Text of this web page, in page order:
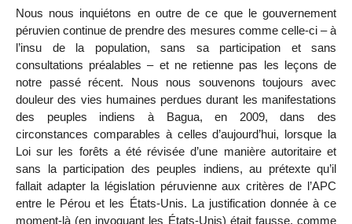
Nous nous inquiétons en outre de ce que le gouvernement
péruvien continue de prendre des mesures comme celle-ci – à
l’insu de la population, sans sa participation et sans
consultations préalables – et ne retienne pas les leçons de
notre passé récent. Nous nous souvenons toujours avec
douleur des vies humaines perdues durant les manifestations
des peuples indiens à Bagua, en 2009, dans des
circonstances comparables à celles d’aujourd’hui, lorsque la
Loi sur les forêts a été révisée d’une manière autoritaire et
sans la participation des peuples indiens, au prétexte qu’il
fallait adapter la législation péruvienne aux critères de l’APC
entre le Pérou et les États-Unis. La justification donnée à ce
moment-là (en invoquant les États-Unis) était fausse, comme